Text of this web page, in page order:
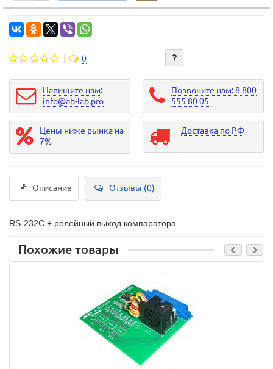
0
Напишите нам:
info@ab-lab.pro
Позвоните нам: 8 800
555 80 05
Цены ниже рынка на
7%
Доставка по РФ
Описание Отзывы (0)
RS-232C + релейный выход компаратора
Похожие товары